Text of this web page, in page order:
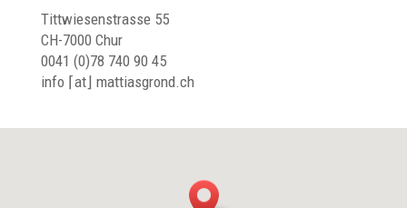
Tittwiesenstrasse 55
CH-7000 Chur
0041 (0)78 740 90 45
info ⌈at⌋ mattiasgrond.ch